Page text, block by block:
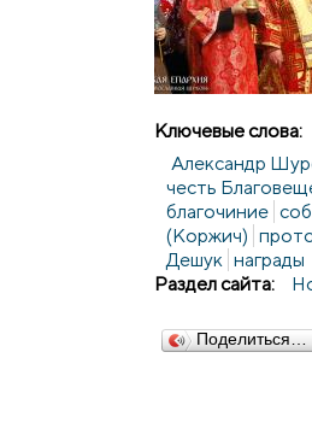
Ключевые слова:
Александр
честь
благочиние
(Коржич)
Дешук награды
Раздел сайта:
Поделиться…